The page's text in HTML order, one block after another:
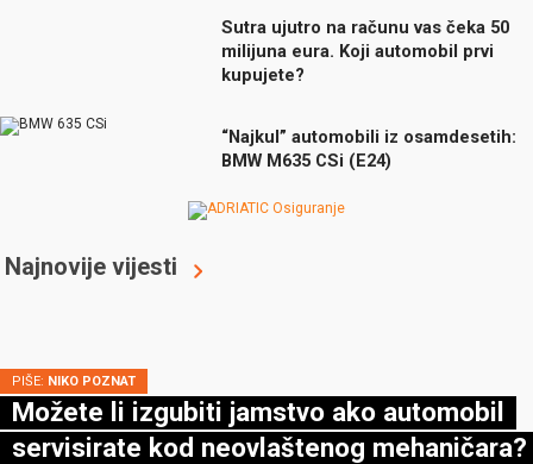
Sutra ujutro na računu vas čeka 50
milijuna eura. Koji automobil prvi
kupujete?
“Najkul” automobili iz osamdesetih:
BMW M635 CSi (E24)
Najnovije vijesti
PIŠE: NIKO POZNAT
Možete li izgubiti jamstvo ako automobil
servisirate kod neovlaštenog mehaničara?